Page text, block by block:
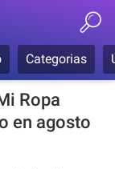
Categorias
Ropa
en agosto